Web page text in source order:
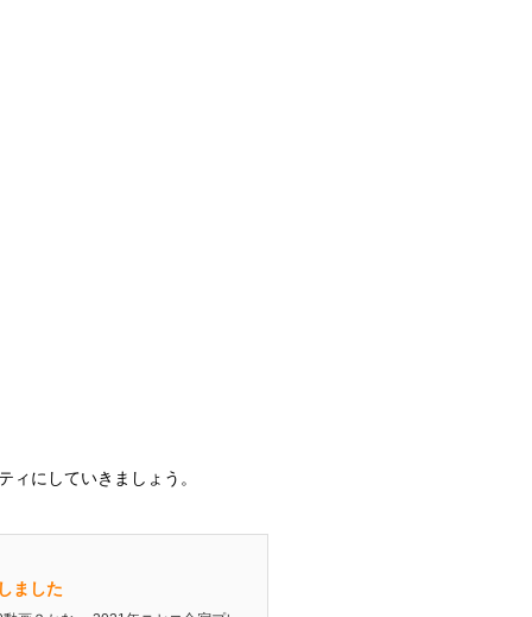
にしていきましょう。
ました